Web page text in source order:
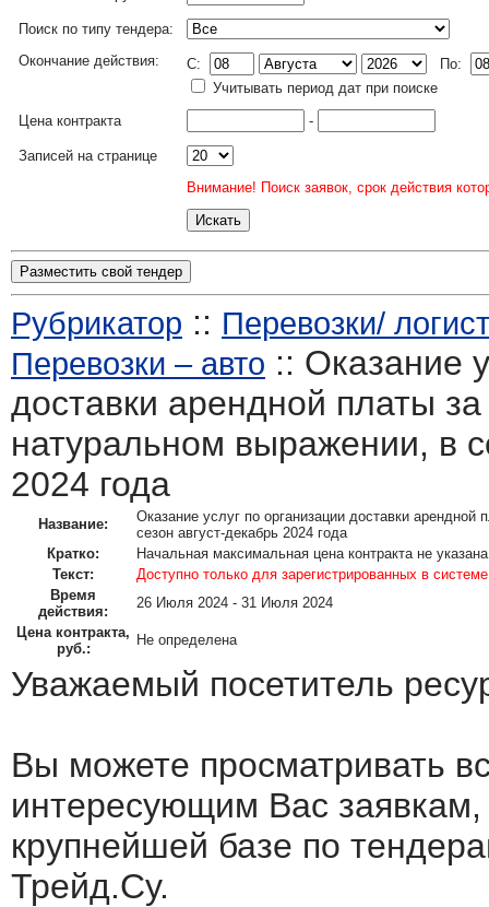
Поиск по типу тендера:
Окончание действия:
C:
По:
Учитывать период дат при поиске
Цена контракта
-
Записей на странице
Внимание! Поиск заявок, срок действия
Разместить свой тендер
Рубрикатор :: Перевозки/
Перевозки – авто :: Оказание
доставки арендной платы
натуральном выражении, в
2024 года
Название:
Оказание услуг по организации доставки
сезон август-декабрь 2024 года
Кратко:
Начальная максимальная цена контракта не указана
Текст:
Доступно только для зарегистрированных в
Время
действия:
26 Июля 2024 - 31 Июля 2024
Цена контракта,
руб.:
Не определена
Уважаемый посетитель
Вы можете просматривать
интересующим Вас
крупнейшей базе по
Трейд.Су.